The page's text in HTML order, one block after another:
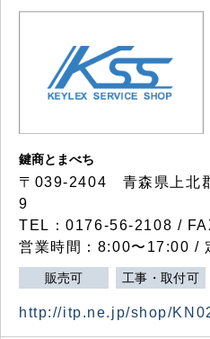
鍵商とまべち
〒039-2404 青森県上北
9
TEL：0176-56-2108 /
営業時間：8:00〜17:00 /
販売可 工事・取付可
http://itp.ne.jp/shop/